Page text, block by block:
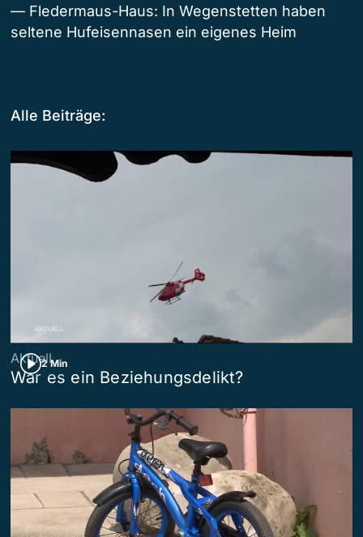
— Fledermaus-Haus: In Wegenstetten haben
seltene Hufeisennasen ein eigenes Heim
Alle Beiträge:
2 Min
Aktuell
War es ein Beziehungsdelikt?